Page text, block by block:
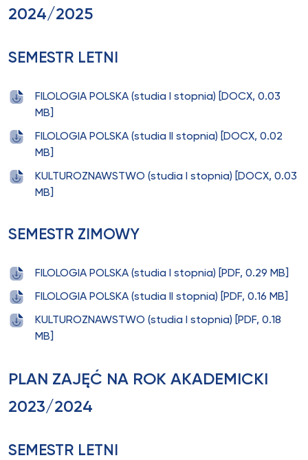
2024/2025
SEMESTR LETNI
FILOLOGIA POLSKA (studia I stopnia) [DOCX, 0.03
MB]
FILOLOGIA POLSKA (studia II stopnia) [DOCX, 0.02
MB]
KULTUROZNAWSTWO (studia I stopnia) [DOCX, 0.03
MB]
SEMESTR ZIMOWY
FILOLOGIA POLSKA (studia I stopnia) [PDF, 0.29 MB]
FILOLOGIA POLSKA (studia II stopnia) [PDF, 0.16 MB]
KULTUROZNAWSTWO (studia I stopnia) [PDF, 0.18
MB]
PLAN ZAJĘĆ NA ROK AKADEMICKI
2023/2024
SEMESTR LETNI